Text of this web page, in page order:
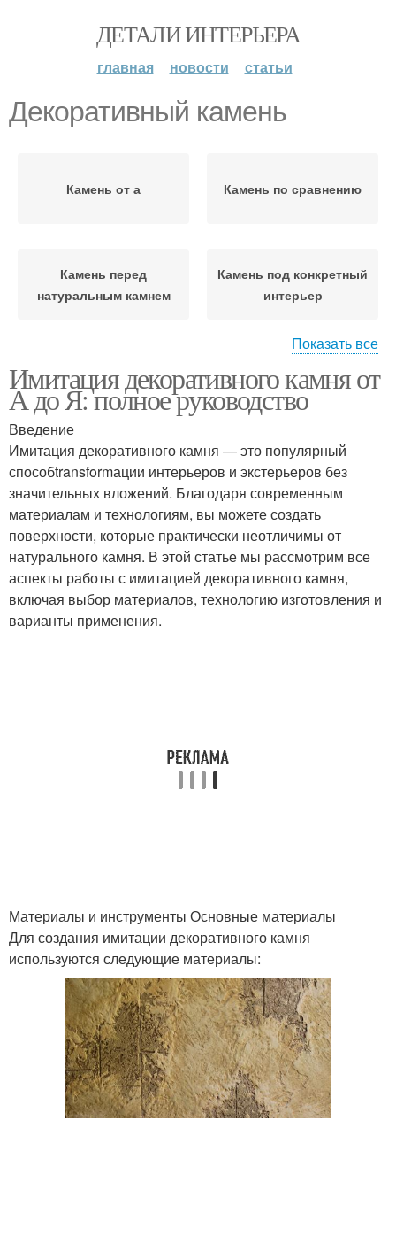
ДЕТАЛИ ИНТЕРЬЕРА
главная новости статьи
Декоративный камень
Камень от а Камень по сравнению
Камень перед
натуральным камнем
Камень под конкретный
интерьер
работ
Фасадный камень
Декоративные камни Камень для интерьера
Искусственный камень Камень из гипса
Натуральный камень Декоративная плитка
Ванны из
искусственного камня
Декоративный кирпич
Показать все
Имитация декоративного камня от
А до Я: полное руководство
Введение
Имитация декоративного камня — это популярный
способtransformации интерьеров и экстерьеров без
значительных вложений. Благодаря современным
материалам и технологиям, вы можете создать
поверхности, которые практически неотличимы от
натурального камня. В этой статье мы рассмотрим все
аспекты работы с имитацией декоративного камня,
включая выбор материалов, технологию изготовления и
варианты применения.
Материалы и инструменты Основные материалы
Для создания имитации декоративного камня
используются следующие материалы: